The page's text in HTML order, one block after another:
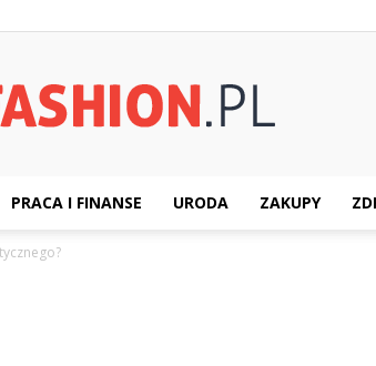
PRACA I FINANSE URODA ZAKUPY